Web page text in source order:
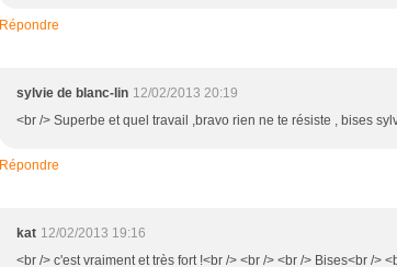
Répondre
sylvie de blanc-lin 12/02/2013 20:19
<br /> Superbe et quel travail ,bravo rien ne te résiste , bises
Répondre
kat 12/02/2013 19:16
<br /> c'est vraiment et très fort !<br /> <br /> <br /> Bises<br />